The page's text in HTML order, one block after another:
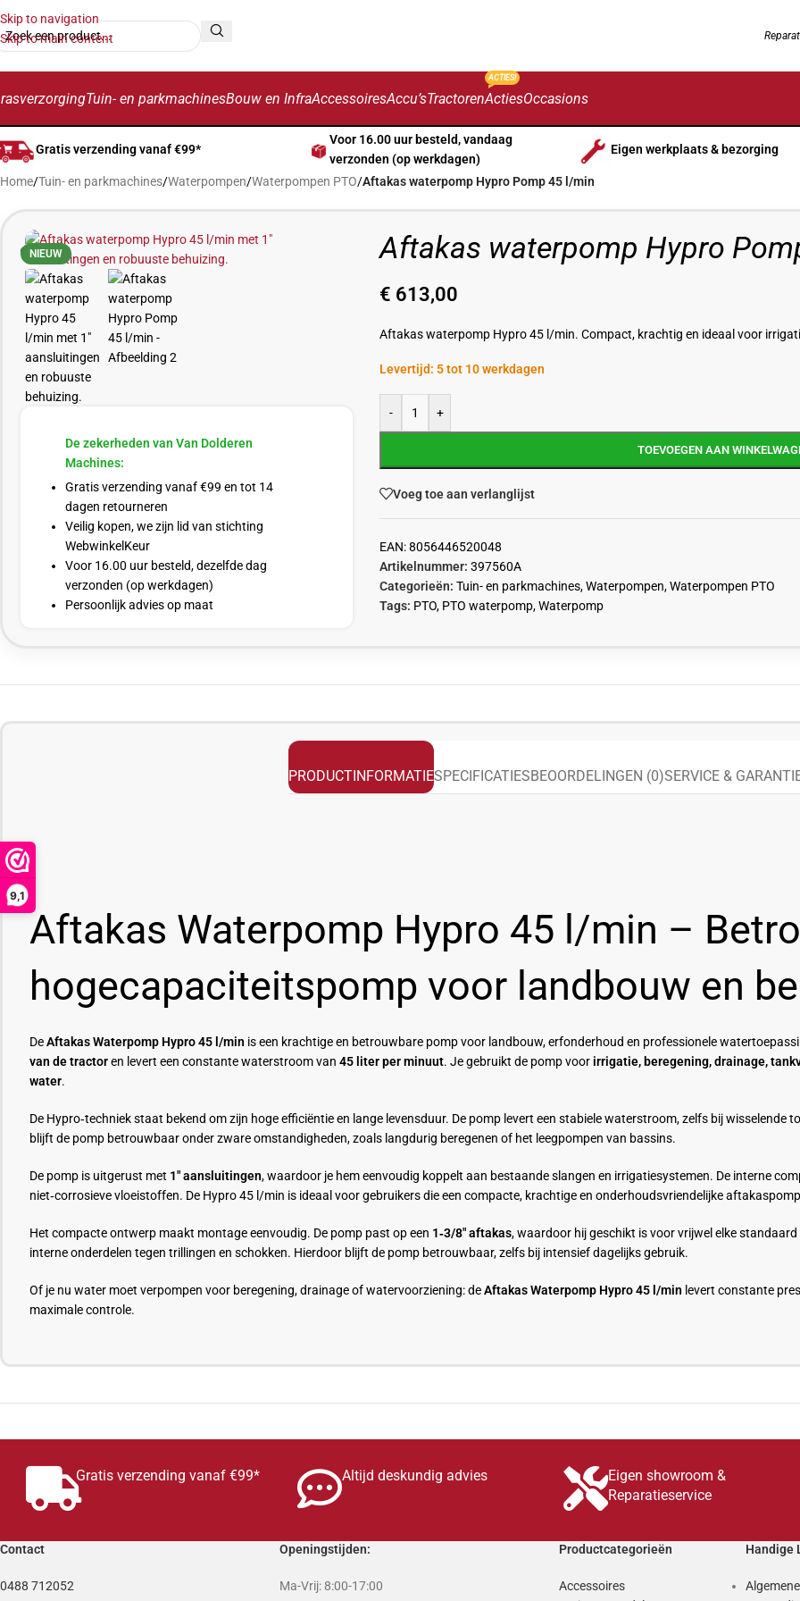
9,1
Skip to navigation
Skip to main content
Tuin- en parkmachinesBouw en InfraAccessoiresAccu’sTractorenActies
ACTIES!
Occasions
Gratis verzending vanaf €99*
Voor 16.00 uur besteld, vandaag
verzonden (op werkdagen)
Eigen werkplaats & bezorging
Home/Tuin- en parkmachines/Waterpompen/Waterpompen PTO/Aftakas waterpomp Hypro Pomp 45 l/min
NIEUW
De zekerheden van Van Dolderen
Machines:
Gratis verzending vanaf €99 en tot 14
dagen retourneren
Veilig kopen, we zijn lid van stichting
WebwinkelKeur
Voor 16.00 uur besteld, dezelfde dag
verzonden (op werkdagen)
Persoonlijk advies op maat
Aftakas waterpomp Hypro
€ 613,00
Aftakas waterpomp Hypro 45 l/min. Compact, krachtig en ideaal voor
Levertijd: 5 tot 10 werkdagen
- +
TOEVOEGEN AAN
Voeg toe aan verlanglijst
EAN:8056446520048
Artikelnummer: 397560A
Categorieën: Tuin- en parkmachines,Waterpompen,Waterpompen PTO
Tags: PTO, PTO waterpomp,Waterpomp
PRODUCTINFORMATIESPECIFICATIESBEOORDELINGEN (0)SERVICE &
Aftakas Waterpomp Hypro 45 l/min –
hogecapaciteitspomp voor landbouw en
DeAftakas Waterpomp Hypro 45 l/min is een krachtige en betrouwbare pomp voor landbouw, erfonderhoud en professionele
van de tractoren levert een constante waterstroom van 45 liter per minuut. Je gebruikt de pomp voorirrigatie, beregening, drainage,
water.
De Hypro‑techniek staat bekend om zijn hoge efficiëntie en lange levensduur. De pomp levert een stabiele waterstroom, zelfs bij wisselende
blijft de pomp betrouwbaar onder zware omstandigheden, zoals langdurig beregenen of het leegpompen van bassins.
De pomp is uitgerust met 1″ aansluitingen, waardoor je hem eenvoudig koppelt aan bestaande slangen en irrigatiesystemen. De interne
niet‑corrosieve vloeistoffen. De Hypro 45 l/min is ideaal voor gebruikers die een compacte, krachtige en onderhoudsvriendelijke
Het compacte ontwerp maakt montage eenvoudig. De pomp past op een 1‑3/8″ aftakas, waardoor hij geschikt is voor vrijwel elke
interne onderdelen tegen trillingen en schokken. Hierdoor blijft de pomp betrouwbaar, zelfs bij intensief dagelijks gebruik.
Of je nu water moet verpompen voor beregening, drainage of watervoorziening: deAftakas Waterpomp Hypro 45 l/min levert constante
maximale controle.
Gratis verzending vanaf €99* Altijd deskundig advies
Eigen showroom &
Reparatieservice
Contact
0488 712052
Openingstijden:
Ma-Vrij: 8:00-17:00
Productcategorieën
Accessoires
Handige